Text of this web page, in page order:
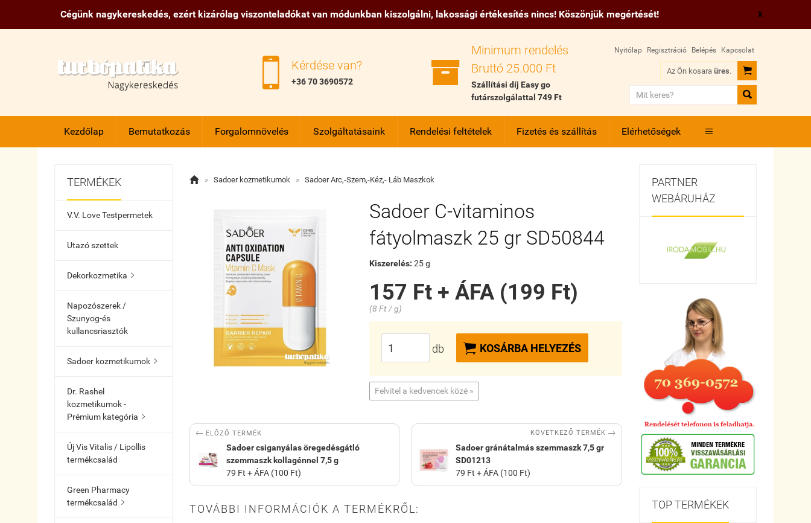
Cégünk nagykereskedés, ezért kizárólag viszonteladókat van módunkban kiszolgálni, lakossági értékesítés nincs! Köszönjük megértését! X
 Kérdése van?
+36 70 3690572 
Minimum rendelés
Bruttó 25.000 Ft
Szállítási díj Easy go
futárszolgálattal 749 Ft
Nyitólap Regisztráció Belépés Kapcsolat
Az Ön kosara üres.


Kezdőlap Bemutatkozás Forgalomnövelés Szolgáltatásaink Rendelési feltételek Fizetés és szállítás Elérhetőségek 
TERMÉKEK
V.V. Love Testpermetek
Utazó szettek
Dekorkozmetika 
Napozószerek /
Szunyog-és
kullancsriasztók
Sadoer kozmetikumok 
Dr. Rashel
kozmetikumok -
Prémium kategória 
Új Vis Vitalis / Lipollis
termékcsalád
Green Pharmacy
termékcsalád 
 » Sadoer kozmetikumok » Sadoer Arc,-Szem,-Kéz,- Láb Maszkok
Sadoer C-vitaminos
fátyolmaszk 25 gr SD50844
Kiszerelés: 25 g
157 Ft + ÁFA (199 Ft)
(8 Ft / g)
db  KOSÁRBA HELYEZÉS
Felvitel a kedvencek közé »
 ELŐZŐ TERMÉK
Sadoer csiganyálas öregedésgátló
szemmaszk kollagénnel 7,5 g
79 Ft + ÁFA (100 Ft)
KÖVETKEZŐ TERMÉK 
Sadoer gránátalmás szemmaszk 7,5 gr
SD01213
79 Ft + ÁFA (100 Ft)
TOVÁBBI INFORMÁCIÓK A TERMÉKRŐL:
PARTNER
WEBÁRUHÁZ
TOP TERMÉKEK